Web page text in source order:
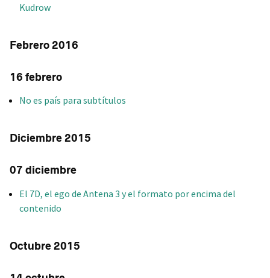
Kudrow
Febrero 2016
16 febrero
No es país para subtítulos
Diciembre 2015
07 diciembre
El 7D, el ego de Antena 3 y el formato por encima del
contenido
Octubre 2015